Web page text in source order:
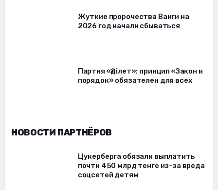
Жуткие пророчества Ванги на
2026 год начали сбываться
Партия «Әділет»: принцип «Закон и
порядок» обязателен для всех
НОВОСТИ ПАРТНЁРОВ
Цукерберга обязали выплатить
почти 450 млрд тенге из-за вреда
соцсетей детям